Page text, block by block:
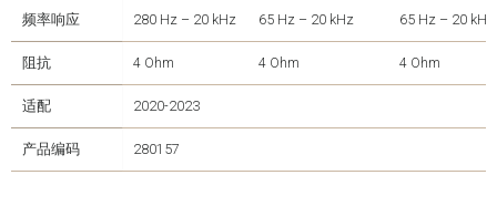
频率响应 280 Hz – 20 kHz 65 Hz – 20 kHz 65 Hz – 20 kHz
阻抗 4 Ohm 4 Ohm 4 Ohm
适配 2020-2023
产品编码 280157